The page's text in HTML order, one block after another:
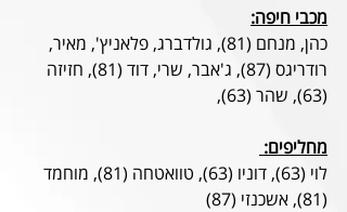
מכבי חיפה:
כהן, מנחם (81), גולדברג, פלאניץ', מאיר,
רודריגס (87), ג'אבר, שרי, דוד (81), חזיזה
(63), שהר (63),
מחליפים:
לוי (63), דוניו (63), טוואטחה (81), מוחמד
(81), אשכנזי (87)